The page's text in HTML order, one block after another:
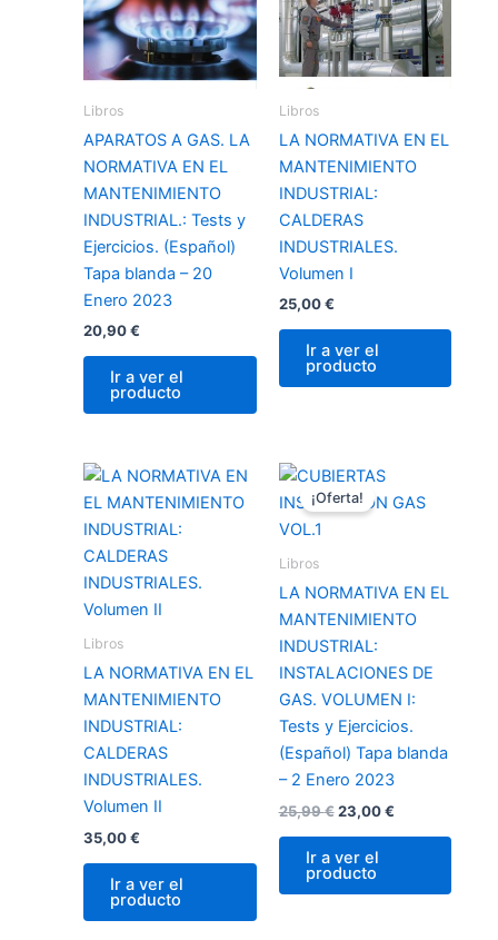
Libros
APARATOS A GAS. LA
NORMATIVA EN EL
MANTENIMIENTO
INDUSTRIAL.: Tests y
Ejercicios. (Español)
Tapa blanda – 20
Enero 2023
20,90€
Ir a ver el
producto
Libros
LA NORMATIVA EN EL
MANTENIMIENTO
INDUSTRIAL:
CALDERAS
INDUSTRIALES.
Volumen I
25,00€
Ir a ver el
producto
Libros
LA NORMATIVA EN EL
MANTENIMIENTO
INDUSTRIAL:
CALDERAS
INDUSTRIALES.
Volumen II
35,00€
Ir a ver el
producto
¡Oferta!
Libros
LA NORMATIVA EN EL
MANTENIMIENTO
INDUSTRIAL:
INSTALACIONES DE
GAS. VOLUMEN I:
Tests y Ejercicios.
(Español) Tapa blanda
– 2 Enero 2023
25,99€
El
precio
original
23,00€
actual
Ir a ver el
producto